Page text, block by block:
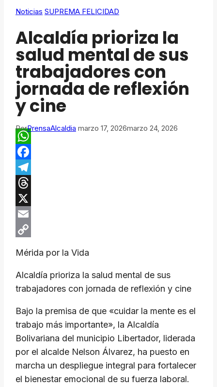
Noticias SUPREMA FELICIDAD
Alcaldía prioriza la
salud mental de sus
trabajadores con
jornada de reflexión
y cine
PorPrensaAlcaldia marzo 17, 2026marzo 24, 2026
WhatsApp
Facebook
Telegram
Threads
X
Email
Mérida por la Vida
Alcaldía prioriza la salud mental de sus
trabajadores con jornada de reflexión y cine
Bajo la premisa de que «cuidar la mente es el
trabajo más importante», la Alcaldía
Bolivariana del municipio Libertador, liderada
por el alcalde Nelson Álvarez, ha puesto en
marcha un despliegue integral para fortalecer
el bienestar emocional de su fuerza laboral.